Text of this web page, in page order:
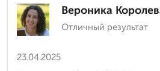
Вероника
Отличный результат
23.04.2025